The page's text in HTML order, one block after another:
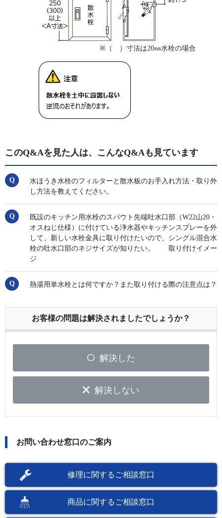
※（ ）寸法は20㎜水栓の場合
このQ&Aを見た人は、こんなQ&Aも見ています
水ほうき水栓のフィルターと散水板のお手入れ方法・取り外
し方法を教えてください。
既設のキッチン用水栓のスパウト先端吐水口部（W22山20・
オスねじ仕様）に付けている浄水器やキッチンスプレーを外
して、新しい水栓金具に取り付けたいので、シングル混合水
栓の吐水口部のネジサイズが知りたい。 取り付けイメー
ジ
熱湯用単水栓とは何ですか？また取り付ける際の注意点は？
お客様の問題は解決されましたでしょうか？
解決した
解決しない
お問い合わせ窓口のご案内
修理に関するご相談窓口
商品に関するご相談窓口